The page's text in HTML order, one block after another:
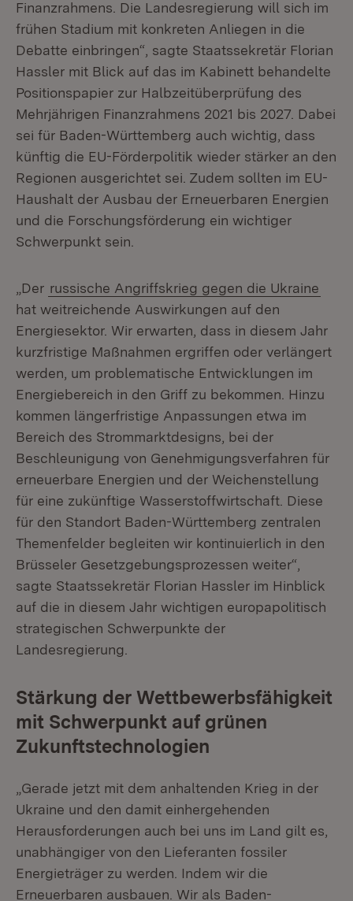
Finanzrahmens. Die Landesregierung will sich im
frühen Stadium mit konkreten Anliegen in die
Debatte einbringen“, sagte Staatssekretär Florian
Hassler mit Blick auf das im Kabinett behandelte
Positionspapier zur Halbzeitüberprüfung des
Mehrjährigen Finanzrahmens 2021 bis 2027. Dabei
sei für Baden-Württemberg auch wichtig, dass
künftig die EU-Förderpolitik wieder stärker an den
Regionen ausgerichtet sei. Zudem sollten im EU-
Haushalt der Ausbau der Erneuerbaren Energien
und die Forschungsförderung ein wichtiger
Schwerpunkt sein.
„Der russische Angriffskrieg gegen die Ukraine
hat weitreichende Auswirkungen auf den
Energiesektor. Wir erwarten, dass in diesem Jahr
kurzfristige Maßnahmen ergriffen oder verlängert
werden, um problematische Entwicklungen im
Energiebereich in den Griff zu bekommen. Hinzu
kommen längerfristige Anpassungen etwa im
Bereich des Strommarktdesigns, bei der
Beschleunigung von Genehmigungsverfahren für
erneuerbare Energien und der Weichenstellung
für eine zukünftige Wasserstoffwirtschaft. Diese
für den Standort Baden-Württemberg zentralen
Themenfelder begleiten wir kontinuierlich in den
Brüsseler Gesetzgebungsprozessen weiter“,
sagte Staatssekretär Florian Hassler im Hinblick
auf die in diesem Jahr wichtigen europapolitisch
strategischen Schwerpunkte der
Landesregierung.
Stärkung der Wettbewerbsfähigkeit
mit Schwerpunkt auf grünen
Zukunftstechnologien
„Gerade jetzt mit dem anhaltenden Krieg in der
Ukraine und den damit einhergehenden
Herausforderungen auch bei uns im Land gilt es,
unabhängiger von den Lieferanten fossiler
Energieträger zu werden. Indem wir die
Erneuerbaren ausbauen. Wir als Baden-